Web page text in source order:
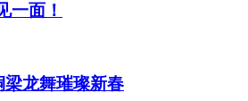
一面！
梁龙舞璀璨新春